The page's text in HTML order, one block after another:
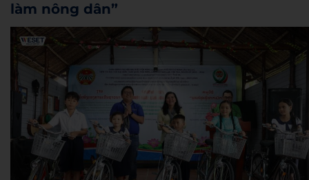
làm nông dân”